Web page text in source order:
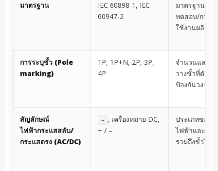
มาตรฐาน
IEC 60898-1, IEC
60947-2
มาตรฐานการ
ทดสอบ/การป
ใช้งานผลิตภั
การระบุขั้ว (Pole
marking)
1P, 1P+N, 2P, 3P,
4P
จำนวนและก
วางขั้วที่ตัดวง
ป้องกันวงจร
สัญลักษณ์
ไฟฟ้ากระแสสลับ/
กระแสตรง (AC/DC)
~ , เครื่องหมาย DC,
+ / –
ประเภทของก
ไฟฟ้าและบา
รวมถึงขั้วไฟ